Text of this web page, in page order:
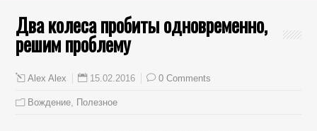
Два колеса пробиты одновременно,
решим проблему
Alex Alex 15.02.2016 0 Comments
Вождение, Полезное